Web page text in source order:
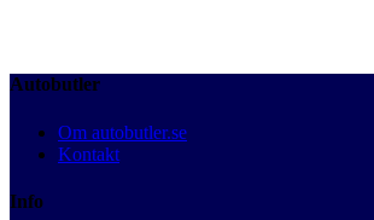
Autobutler
Om autobutler.se
Kontakt
Info